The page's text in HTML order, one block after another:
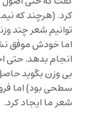
کرد. (هرچند که
توانیم شعر چند
اما خودش موفق
انجام بدهد. حتی
بی وزن بگوید
سطحی بود) اما
شعر ما ایجاد کرد.